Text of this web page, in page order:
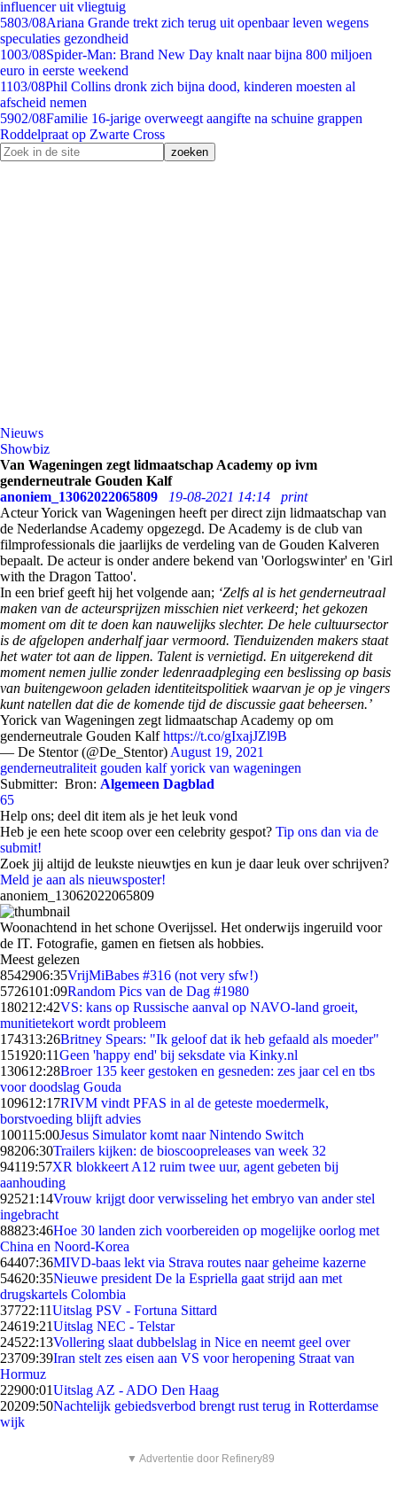
influencer uit vliegtuig
5803/08Ariana Grande trekt zich terug uit openbaar leven wegens
speculaties gezondheid
1003/08Spider-Man: Brand New Day knalt naar bijna 800 miljoen
euro in eerste weekend
1103/08Phil Collins dronk zich bijna dood, kinderen moesten al
afscheid nemen
5902/08Familie 16-jarige overweegt aangifte na schuine grappen
Roddelpraat op Zwarte Cross
Nieuws
Showbiz
Van Wageningen zegt lidmaatschap Academy op ivm
genderneutrale Gouden Kalf
anoniem_13062022065809
19-08-2021 14:14
print
Acteur Yorick van Wageningen heeft per direct zijn lidmaatschap van
de Nederlandse Academy opgezegd. De Academy is de club van
filmprofessionals die jaarlijks de verdeling van de Gouden Kalveren
bepaalt. De acteur is onder andere bekend van 'Oorlogswinter' en 'Girl
with the Dragon Tattoo'.
In een brief geeft hij het volgende aan; ‘Zelfs al is het genderneutraal
maken van de acteursprijzen misschien niet verkeerd; het gekozen
moment om dit te doen kan nauwelijks slechter. De hele cultuursector
is de afgelopen anderhalf jaar vermoord. Tienduizenden makers staat
het water tot aan de lippen. Talent is vernietigd. En uitgerekend dit
moment nemen jullie zonder ledenraadpleging een beslissing op basis
van buitengewoon geladen identiteitspolitiek waarvan je op je vingers
kunt natellen dat die de komende tijd de discussie gaat beheersen.’
Yorick van Wageningen zegt lidmaatschap Academy op om
genderneutrale Gouden Kalfhttps://t.co/gIxajJZl9B
— De Stentor (@De_Stentor) August 19, 2021
genderneutraliteit gouden kalf yorick van wageningen
Submitter: Bron: Algemeen Dagblad
65
Help ons; deel dit item als je het leuk vond
Heb je een hete scoop over een celebrity gespot? Tip ons dan via de
submit!
Zoek jij altijd de leukste nieuwtjes en kun je daar leuk over schrijven?
Meld je aan als nieuwsposter!
anoniem_13062022065809
Woonachtend in het schone Overijssel. Het onderwijs ingeruild voor
de IT. Fotografie, gamen en fietsen als hobbies.
Meest gelezen
8542906:35VrijMiBabes #316 (not very sfw!)
5726101:09Random Pics van de Dag #1980
180212:42VS: kans op Russische aanval op NAVO-land groeit,
munitietekort wordt probleem
174313:26Britney Spears: "Ik geloof dat ik heb gefaald als moeder"
151920:11Geen 'happy end' bij seksdate via Kinky.nl
130612:28Broer 135 keer gestoken en gesneden: zes jaar cel en tbs
voor doodslag Gouda
109612:17RIVM vindt PFAS in al de geteste moedermelk,
borstvoeding blijft advies
100115:00Jesus Simulator komt naar Nintendo Switch
98206:30Trailers kijken: de bioscoopreleases van week 32
94119:57XR blokkeert A12 ruim twee uur, agent gebeten bij
aanhouding
92521:14Vrouw krijgt door verwisseling het embryo van ander stel
ingebracht
88823:46Hoe 30 landen zich voorbereiden op mogelijke oorlog met
China en Noord-Korea
64407:36MIVD-baas lekt via Strava routes naar geheime kazerne
54620:35Nieuwe president De la Espriella gaat strijd aan met
drugskartels Colombia
37722:11Uitslag PSV - Fortuna Sittard
24619:21Uitslag NEC - Telstar
24522:13Vollering slaat dubbelslag in Nice en neemt geel over
23709:39Iran stelt zes eisen aan VS voor heropening Straat van
Hormuz
22900:01Uitslag AZ - ADO Den Haag
20209:50Nachtelijk gebiedsverbod brengt rust terug in Rotterdamse
wijk
▼ Advertentie door Refinery89